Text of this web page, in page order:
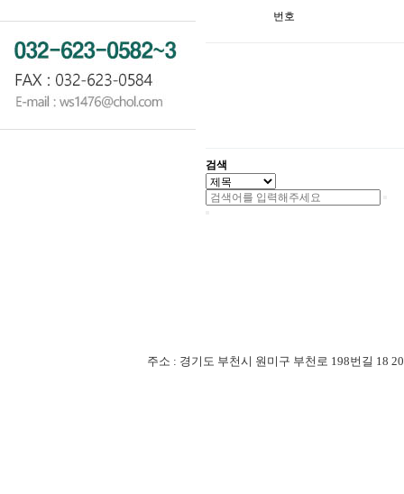
번호
검색
주소 : 경기도 부천시 원미구 부천로 198번길